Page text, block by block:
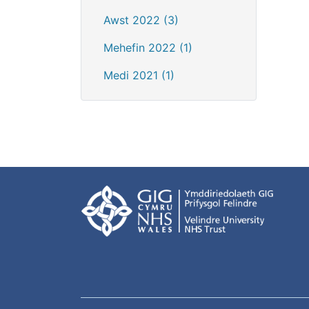
Awst 2022 (3)
Mehefin 2022 (1)
Medi 2021 (1)